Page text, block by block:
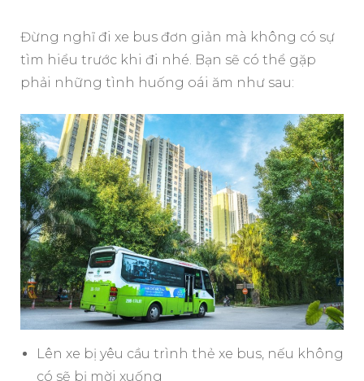
Đừng nghĩ đi xe bus đơn giản mà không có sự
tìm hiểu trước khi đi nhé. Bạn sẽ có thể gặp
phải những tình huống oái ăm như sau:
Lên xe bị yêu cầu trình thẻ xe bus, nếu không
có sẽ bị mời xuống